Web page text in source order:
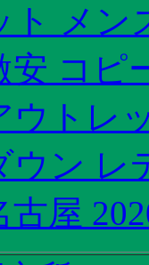
ト メン
安 コピ
トレ
ウン レ
屋